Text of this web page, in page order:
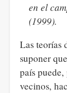
en el
(1999).
Las teorías
suponer
país
vecinos,